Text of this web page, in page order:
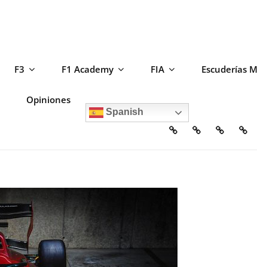
F3 F1 Academy FIA Escuderías
Opiniones
Spanish
HomeEscuderías
Circuitos
F2